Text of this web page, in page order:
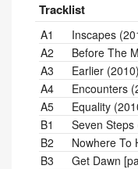
Tracklist
PositionTitle/
A1
Inscapes
A2
Before The
A3
Earlier (2010)
A4
Encounters
A5
Equality
B1
Seven Steps
B2
Nowhere To
B3
Get Dawn